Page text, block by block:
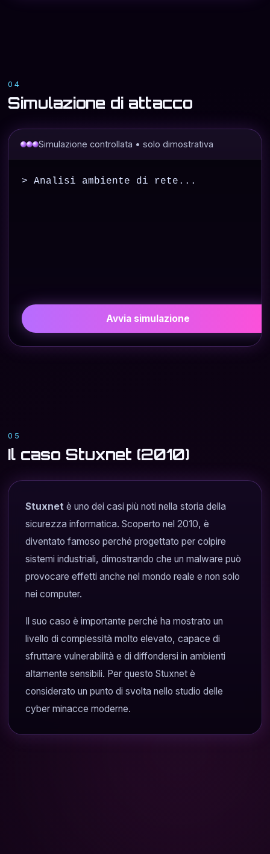
04
Simulazione di attacco
Simulazione controllata • solo dimostrativa
> Analisi ambiente di rete...
Avvia simulazione
05
Il caso Stuxnet (2010)
Stuxnet è uno dei casi più noti nella storia della
sicurezza informatica. Scoperto nel 2010, è
diventato famoso perché progettato per colpire
sistemi industriali, dimostrando che un malware può
provocare effetti anche nel mondo reale e non solo
nei computer.
Il suo caso è importante perché ha mostrato un
livello di complessità molto elevato, capace di
sfruttare vulnerabilità e di diffondersi in ambienti
altamente sensibili. Per questo Stuxnet è
considerato un punto di svolta nello studio delle
cyber minacce moderne.